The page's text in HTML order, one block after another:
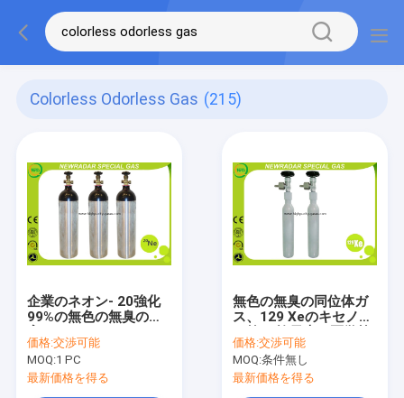
Colorless Odorless Gas (215)
企業のネオン- 20強化
99%の無色の無臭の有
価格:交渉可能
MOQ:1 PC
最新価格を得る
無色の無臭の同位体ガ
ス、129 Xeのキセノン
級
価格:交渉可能
MOQ:条件無し
最新価格を得る